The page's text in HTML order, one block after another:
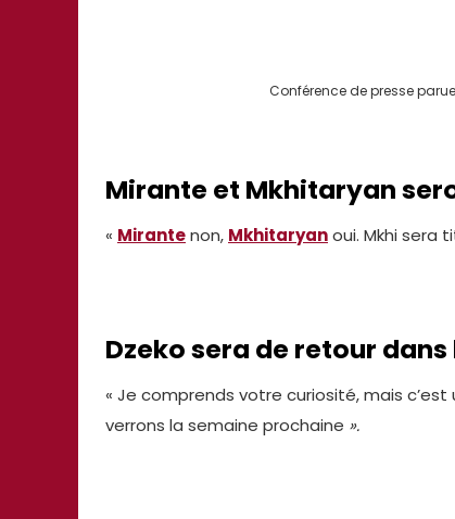
Conférence de presse
Mirante et Mkhitaryan
« Mirantenon, Mkhitaryanoui. Mkhi sera
Dzeko sera de retour
« Je comprends votre curiosité, mais
verrons la semaine prochaine ».